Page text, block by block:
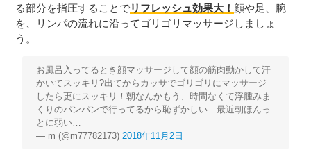
る部分を指圧することでリフレッシュ効果大！ 顔や足、腕
を、リンパの流れに沿ってゴリゴリマッサージしましょ
う。
お風呂入ってるとき顔マッサージして顔の筋肉動かして汗
かいてスッキリ?出てからカッサでゴリゴリにマッサージ
したら更にスッキリ！朝なんかもう、時間なくて浮腫みま
くりのパンパンで行ってるから恥ずかしい…最近朝ほんっ
とに弱い…
— m (@m77782173)2018年11月2日